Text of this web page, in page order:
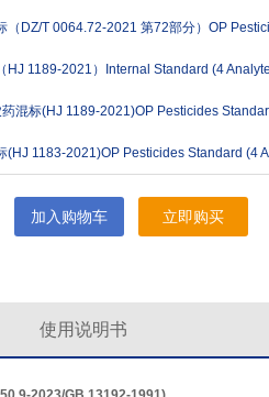
加入购物车 立即购买
使用说明书